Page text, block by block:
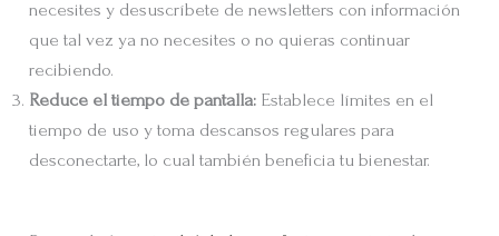
necesites y desuscríbete de newsletters con información
que tal vez ya no necesites o no quieras continuar
recibiendo.
Reduce el tiempo de pantalla: Establece límites en el
tiempo de uso y toma descansos regulares para
desconectarte, lo cual también beneficia tu bienestar.